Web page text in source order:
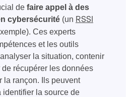
de faire appel à des
cybersécurité (un RSSI
Ces experts
et les outils
la situation, contenir
de récupérer les données
la rançon. Ils peuvent
identifier la source de